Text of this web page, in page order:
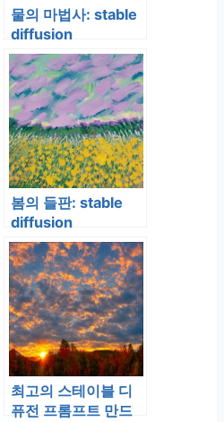
물의 마법사: stable
diffusion
봄의 들판: stable
diffusion
최고의 스테이블 디
퓨전 프롬프트 만드